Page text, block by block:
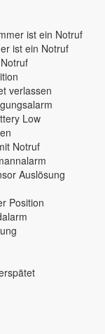
ist ein Notruf
ist ein Notruf
verlassen
Low
Notruf
Auslösung
Position